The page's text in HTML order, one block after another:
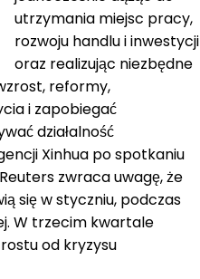
utrzymania miejsc pracy,
rozwoju handlu i inwestycji
oraz realizując niezbędne
reformy,
i zapobiegać
działalność
Xinhua po spotkaniu
zwraca uwagę, że
się w styczniu, podczas
W trzecim kwartale
od kryzysu